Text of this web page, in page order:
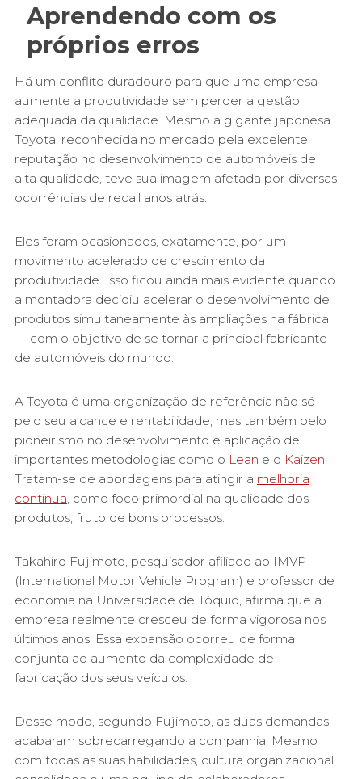
Aprendendo com os
próprios erros
Há um conflito duradouro para que uma empresa
aumente a produtividade sem perder a gestão
adequada da qualidade. Mesmo a gigante japonesa
Toyota, reconhecida no mercado pela excelente
reputação no desenvolvimento de automóveis de
alta qualidade, teve sua imagem afetada por diversas
ocorrências de recall anos atrás.
Eles foram ocasionados, exatamente, por um
movimento acelerado de crescimento da
produtividade. Isso ficou ainda mais evidente quando
a montadora decidiu acelerar o desenvolvimento de
produtos simultaneamente às ampliações na fábrica
— com o objetivo de se tornar a principal fabricante
de automóveis do mundo.
A Toyota é uma organização de referência não só
pelo seu alcance e rentabilidade, mas também pelo
pioneirismo no desenvolvimento e aplicação de
importantes metodologias como o Lean e o Kaizen
Tratam-se de abordagens para atingir a melhoria
contínua , como foco primordial na qualidade dos
produtos, fruto de bons processos.
Takahiro Fujimoto, pesquisador afiliado ao IMVP
(International Motor Vehicle Program) e professor de
economia na Universidade de Tóquio, afirma que a
empresa realmente cresceu de forma vigorosa nos
últimos anos. Essa expansão ocorreu de forma
conjunta ao aumento da complexidade de
fabricação dos seus veículos.
Desse modo, segundo Fujimoto, as duas demandas
acabaram sobrecarregando a companhia. Mesmo
com todas as suas habilidades, cultura organizacional